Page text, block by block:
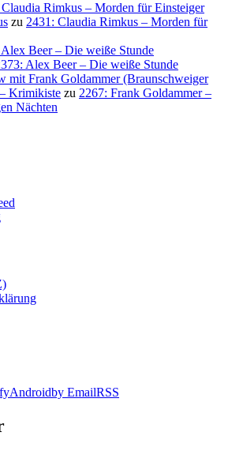
Rimkus – Morden für Einsteiger
zu 2431: Claudia Rimkus – Morden für
Beer – Die weiße Stunde
Alex Beer – Die weiße Stunde
mit Frank Goldammer (Braunschweiger
Krimikiste zu 2267: Frank Goldammer –
Nächten
Androidby EmailRSS